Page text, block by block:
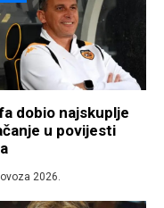
dobio najskuplje
u povijesti
2026.